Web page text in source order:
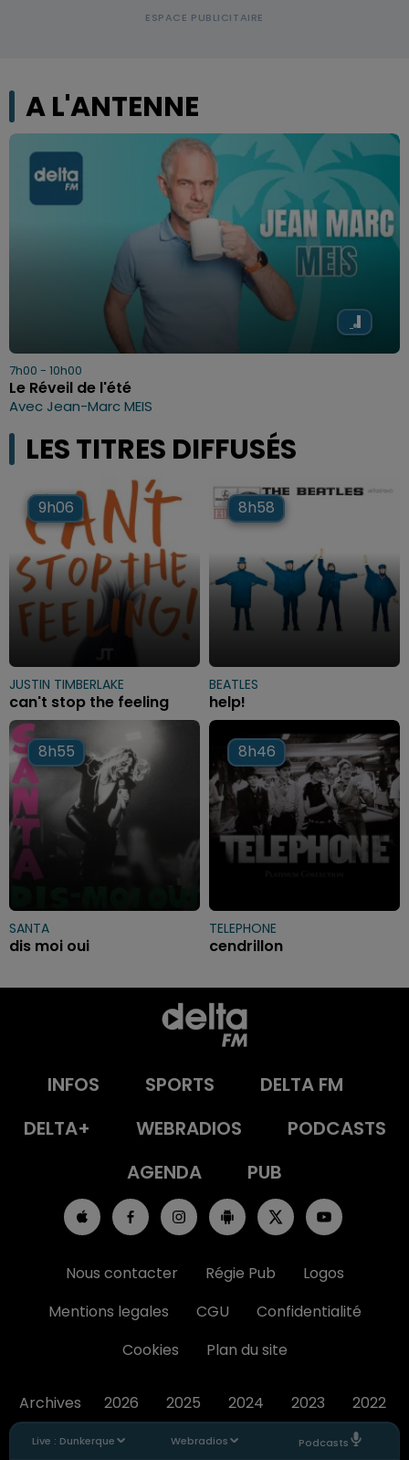
Live : Dunkerque Webradios Podcasts
A L'ANTENNE
7h00 - 10h00
Le Réveil de l'été
Avec Jean-Marc MEIS
LES TITRES DIFFUSÉS
9h06
9h06
JUSTIN TIMBERLAKE
can't stop the feeling
8h58
8h58
BEATLES
help!
8h55
8h55
SANTA
dis moi oui
8h46
8h46
TELEPHONE
cendrillon
INFOS SPORTS
DELTA FM
DELTA+
WEBRADIOS
PODCASTS
AGENDA
PUB
Nous contacter Régie Pub
Logos
Mentions legales
CGU
Confidentialité
Cookies
Plan du site
Archives 2026 2025 2024 2023 2022